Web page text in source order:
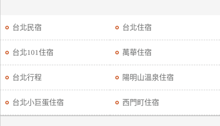
台北民宿 台北住宿
台北101住宿 萬華住宿
台北行程 陽明山溫泉住宿
台北小巨蛋住宿 西門町住宿